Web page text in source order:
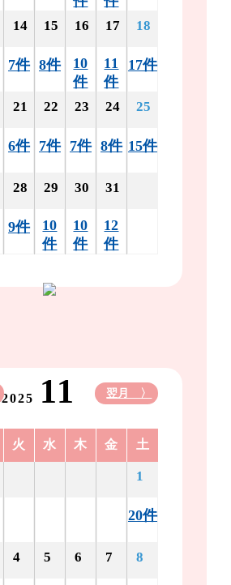
14
7件
15
8件
16
10
件
17
11
件
18
17件
21
6件
22
7件
23
7件
24
8件
25
15件
28
9件
29
10
件
30
10
件
31
12
件
2025 11 翌月 〉
火 水 木 金 土
1
20件
4 5 6 7 8